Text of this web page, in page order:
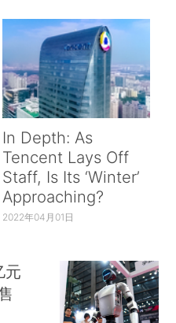
In Depth: As
Tencent Lays Off
Staff, Is Its ‘Winter’
Approaching?
2022年04月01日
元